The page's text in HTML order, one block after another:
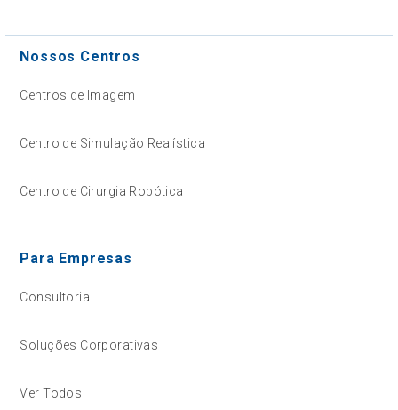
Nossos Centros
Centros de Imagem
Centro de Simulação Realística
Centro de Cirurgia Robótica
Para Empresas
Consultoria
Soluções Corporativas
Ver Todos